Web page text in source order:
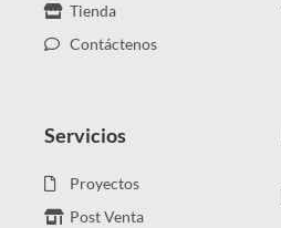
Tienda
Contáctenos
Servicios
Proyectos
Post Venta